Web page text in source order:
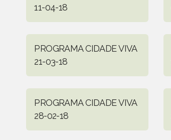
11-04-18
PROGRAMA CIDADE VIVA
21-03-18
PROGRAMA CIDADE VIVA
28-02-18